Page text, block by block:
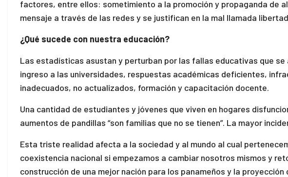
factores, entre ellos: sometimiento a la promoción y propaganda de
mensaje a través de las redes y se justifican en la mal llamada
¿Qué sucede con nuestra educación?
Las estadísticas asustan y perturban por las fallas educativas que
ingreso a las universidades, respuestas académicas deficientes,
inadecuados, no actualizados, formación y capacitación docente.
Una cantidad de estudiantes y jóvenes que viven en hogares
aumentos de pandillas “son familias que no se tienen”. La mayor
Esta triste realidad afecta a la sociedad y al mundo al cual
coexistencia nacional si empezamos a cambiar nosotros mismos y
construcción de una mejor nación para los panameños y la